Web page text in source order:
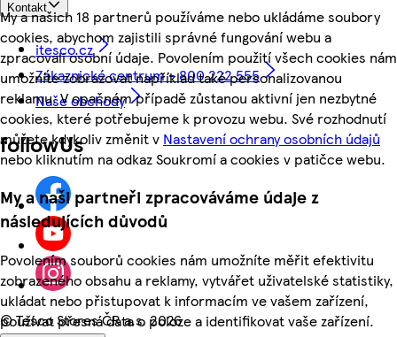
My a našich 18 partnerů používáme nebo ukládáme soubory
cookies, abychom zajistili správné fungování webu a
zpracovali osobní údaje. Povolením použití všech cookies nám
umožníte zobrazovat například také personalizovanou
reklamu. V opačném případě zůstanou aktivní jen nezbytné
cookies, které potřebujeme k provozu webu. Své rozhodnutí
můžete kdykoliv změnit v Nastavení ochrany osobních údajů
nebo kliknutím na odkaz Soukromí a cookies v patičce webu.
My a naši partneři zpracováváme údaje z
následujících důvodů
Povolením souborů cookies nám umožníte měřit efektivitu
zobrazeného obsahu a reklamy, vytvářet uživatelské statistiky,
ukládat nebo přistupovat k informacím ve vašem zařízení,
používat přesná data o poloze a identifikovat vaše zařízení.
Kontakt
itesco.cz
Zákaznické centrum - 800 222 555
Naše obchody
followUs
©Tesco Stores ČR a.s. 2026